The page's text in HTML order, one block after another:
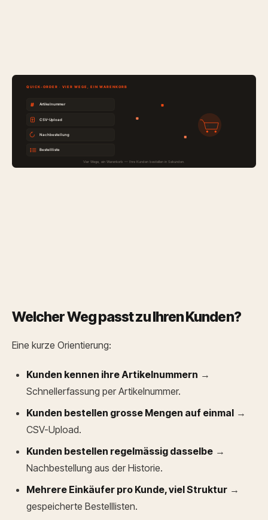
QUICK-ORDER · VIER WEGE, EIN WARENKORB
# Artikelnummer
CSV-Upload
Nachbestellung
Bestellliste
Vier Wege, ein Warenkorb — Ihre Kunden bestellen in Sekunden.
Welcher Weg passt zu Ihren Kunden?
Eine kurze Orientierung:
Kunden kennen ihre Artikelnummern →
Schnellerfassung per Artikelnummer.
Kunden bestellen grosse Mengen auf einmal →
CSV-Upload.
Kunden bestellen regelmässig dasselbe →
Nachbestellung aus der Historie.
Mehrere Einkäufer pro Kunde, viel Struktur →
gespeicherte Bestelllisten.